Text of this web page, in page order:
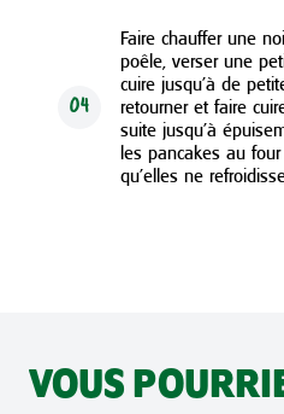
04
Faire chauffer une
poêle, verser une
cuire jusqu’à de
retourner et faire
suite jusqu’à
les pancakes au
qu’elles ne
VOUS